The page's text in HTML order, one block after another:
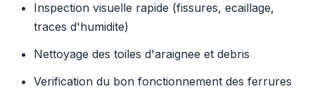
Inspection visuelle rapide (fissures, ecaillage,
traces d'humidite)
Nettoyage des toiles d'araignee et debris
Verification du bon fonctionnement des ferrures